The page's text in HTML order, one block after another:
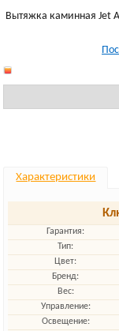
Вытяжка каминная Jet
Характеристики
Гарантия:
Тип:
Цвет:
Бренд:
Вес:
Управление:
Освещение: